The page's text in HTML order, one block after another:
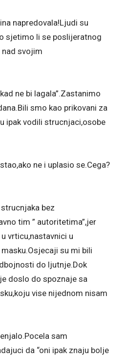
napredovala!Ljudi su
sjetimo li se poslijeratnog
nad svojim
ne bi lagala”.Zastanimo
smo kao prikovani za
ipak vodili strucnjaci,osobe
ne i uplasio se.Cega?
bez
tim ” autoritetima”,jer
vrticu,nastavnici u
su mi bili
do ljutnje.Dok
doslo do spoznaje sa
vise nijednom nisam
sam
da “oni ipak znaju bolje